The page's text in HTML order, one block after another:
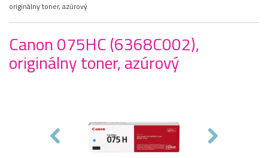
originálny toner, azúrový
Canon 075HC (6368C002),
originálny toner, azúrový